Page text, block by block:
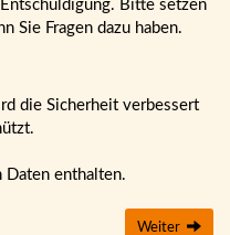
Bitte setzen
Sie Fragen dazu haben.
die Sicherheit verbessert
Daten enthalten.
Weiter